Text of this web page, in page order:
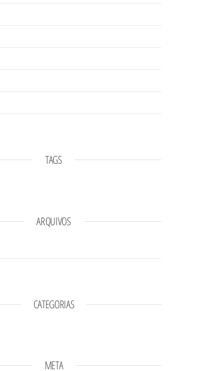
TAGS
ARQUIVOS
CATEGORIAS
META